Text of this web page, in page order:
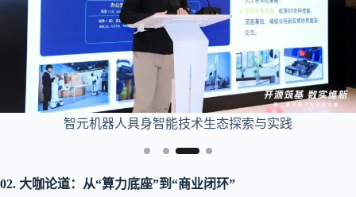
魔搭社区(ModelScope)“开源驱动模型创新”
02. 大咖论道：从“算力底座”到“商业闭环”